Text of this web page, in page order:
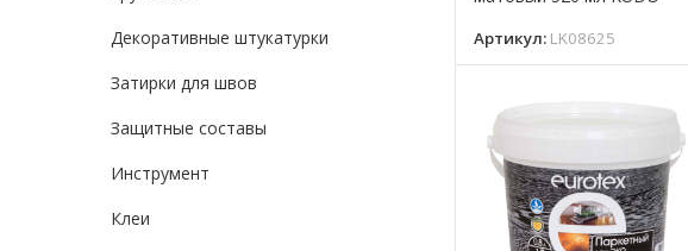
Декоративные штукатурки
Затирки для швов
Защитные составы
Инструмент
Клеи
Артикул: LK08625